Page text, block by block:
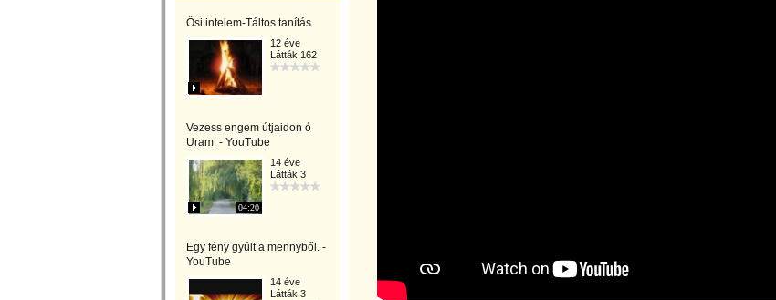
Ősi intelem-Táltos tanítás
12 éve
Látták:162
Vezess engem útjaidon ó
Uram. - YouTube
04:20
14 éve
Látták:3
Egy fény gyúlt a mennyből. -
YouTube
14 éve
Látták:3